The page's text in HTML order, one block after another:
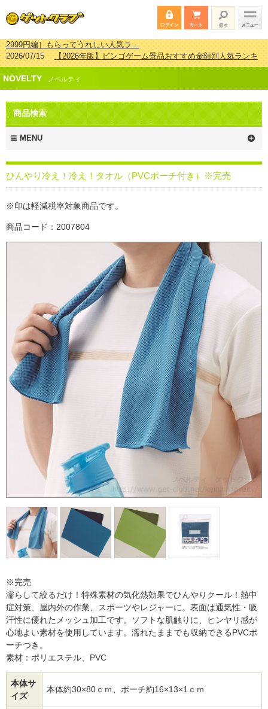
2026/07/15【2026年版】ビンゴゲーム景品おすすめ金額別人気ランキ
ング 更新しました！
2026/04/03【2026年版】ゴルフコンペ景品 3000円未満［2000円～
2999円編］もらってうれしい人気ラ…
2026/02/16【2026年版】結婚式の二次会で貰って嬉しい景品とは？ 更
新しました！
2026/02/03
2999円編］もらってうれしい人気ラ…
NOVELTY ノベルティ
商品検索
MENU
ひんやり冷え！冷え！タオル（PVCポーチ付き）※完売
※印は軽減税率対象商品です。
商品コード：2007804
※完売
濡らして絞るだけ！特殊素材の気化熱効果でひんやりクール！熱中
症対策、屋内外の作業、スポーツやレジャーに。表面は通気性・吸
汗性に優れたメッシュ加工です。ソフトな肌触りに、ヒンヤリ感が
心地よい素材を使用しています。濡れたままでも収納できるPVCポ
ーチつき。
素材：ポリエステル、PVC
本体サ
イズ
本体約30×80ｃｍ、ポーチ約16×13×1ｃｍ